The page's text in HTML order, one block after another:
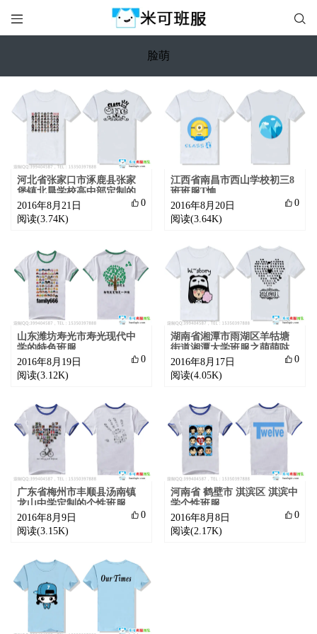
 
脸萌
河北省张家口市涿鹿县张家
堡镇北晨学校高中部定制的
脸萌T恤
 0
2016年8月21日
阅读(3.74K)
江西省南昌市西山学校初三8
班班服T恤
 0
2016年8月20日
阅读(3.64K)
山东潍坊寿光市寿光现代中
学的特色班服
 0
2016年8月19日
阅读(3.12K)
湖南省湘潭市雨湖区羊牯塘
街道湘潭大学班服之萌萌哒
 0
2016年8月17日
阅读(4.05K)
广东省梅州市丰顺县汤南镇
龙山中学定制的个性班服
 0
2016年8月9日
阅读(3.15K)
河南省 鹤壁市 淇滨区 淇滨中
学个性班服
 0
2016年8月8日
阅读(2.17K)